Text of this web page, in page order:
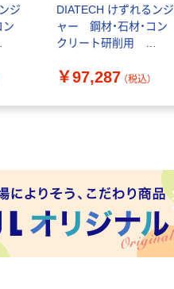
ジ
ン
DIATECH けずれるンジ
ャー 鋼材・石材・コン
クリート研削用
ム2 6300030588 1箱
￥97,287 （税込）